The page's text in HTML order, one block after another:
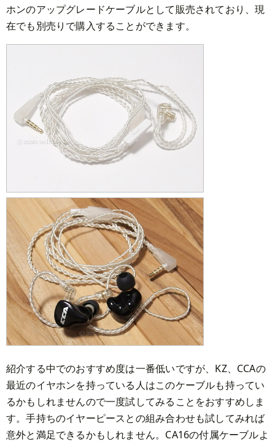
ホンのアップグレードケーブルとして販売されており、現
在でも別売りで購入することができます。
紹介する中でのおすすめ度は一番低いですが、KZ、CCAの
最近のイヤホンを持っている人はこのケーブルも持ってい
るかもしれませんので一度試してみることをおすすめしま
す。手持ちのイヤーピースとの組み合わせも試してみれば
意外と満足できるかもしれません。CA16の付属ケーブルよ